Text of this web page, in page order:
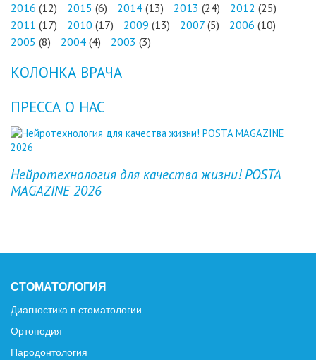
2016 (12) 2015 (6) 2014 (13) 2013 (24) 2012 (25)
2011 (17) 2010 (17) 2009 (13) 2007 (5) 2006 (10)
2005 (8) 2004 (4) 2003 (3)
КОЛОНКА ВРАЧА
ПРЕССА О НАС
Нейротехнология для качества жизни! POSTA
MAGAZINE 2026
Previous
СТОМАТОЛОГИЯ
Диагностика в стоматологии
Ортопедия
Пародонтология